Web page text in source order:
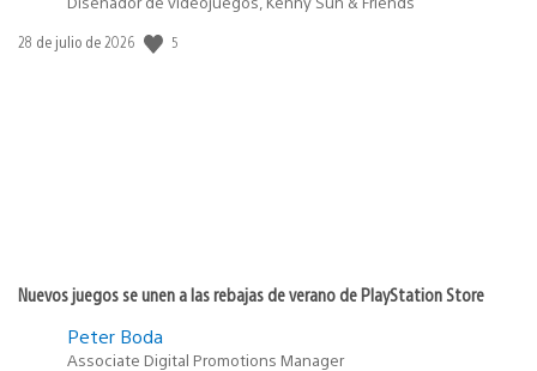
Fecha
28 de julio de 2026 5
Nuevos juegos se unen a las rebajas de verano de PlayStation Store
Peter Boda
Associate Digital Promotions Manager